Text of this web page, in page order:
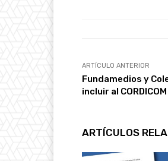
ARTÍCULO ANTERIOR
Fundamedios y
incluir al
ARTÍCULOS